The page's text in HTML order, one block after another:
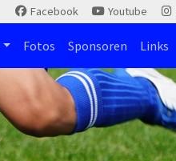
Facebook Youtube
Fotos Sponsoren Links